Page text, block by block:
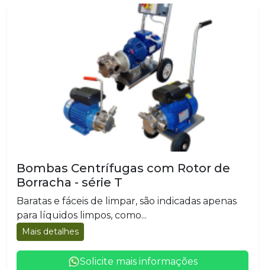
Bombas Centrífugas com Rotor de
Borracha - série T
Baratas e fáceis de limpar, são indicadas apenas
para líquidos limpos, como...
Mais detalhes
Solicite mais informações